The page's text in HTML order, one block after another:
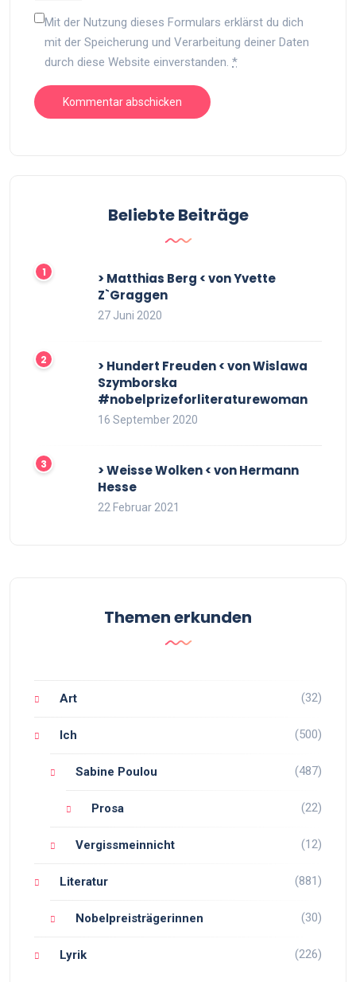
Mit der Nutzung dieses Formulars erklärst du dich
mit der Speicherung und Verarbeitung deiner Daten
durch diese Website einverstanden. *
Beliebte Beiträge
> Matthias Berg < von Yvette
Z`Graggen
27 Juni 2020
> Hundert Freuden < von Wislawa
Szymborska
#nobelprizeforliteraturewoman
16 September 2020
> Weisse Wolken < von Hermann
Hesse
22 Februar 2021
Themen erkunden
Art (32)
Ich (500)
Sabine Poulou (487)
Prosa (22)
Vergissmeinnicht (12)
Literatur (881)
Nobelpreisträgerinnen (30)
Lyrik (226)